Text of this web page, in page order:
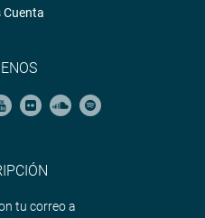
Cuenta
tu correo a